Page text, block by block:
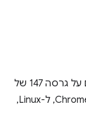
אלא אם צוין אחרת, השינויים הבאים חלים על גרסה 147 של
ערוץ יציב של Chrome ל-Android, ל-ChromeOS, ל-Linux,